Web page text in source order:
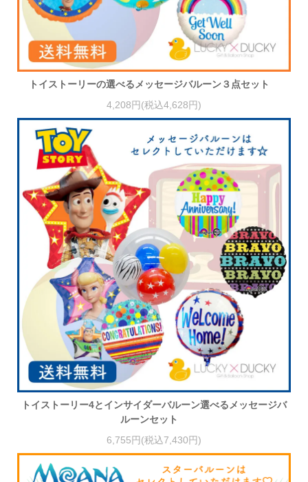
トイストーリーの選べるメッセージバルーン３点セット
4,208円(税込4,628円)
トイストーリー4とインサイダーバルーン選べるメッセージバ
ルーンセット
6,755円(税込7,430円)